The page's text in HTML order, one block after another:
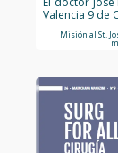
Valencia 9 de
Misión al St.